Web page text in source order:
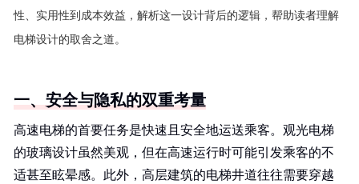
性、实用性到成本效益，解析这一设计背后的逻辑，帮助读者理解
电梯设计的取舍之道。
一、安全与隐私的双重考量
高速电梯的首要任务是快速且安全地运送乘客。观光电梯
的玻璃设计虽然美观，但在高速运行时可能引发乘客的不
适甚至眩晕感。此外，高层建筑的电梯井道往往需要穿越